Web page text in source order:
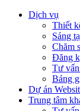
Dịch vụ
Thiết
Sáng
Chăm
Đăng
Tư
Bảng
Dự án
Trung tâm